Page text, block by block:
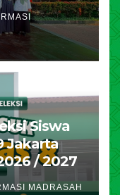
Siswa
Jakarta
/ 2027
MADRASAH